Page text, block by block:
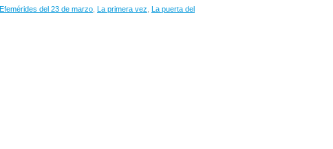
Efemérides del 23 de marzo La primera vez
La puerta del